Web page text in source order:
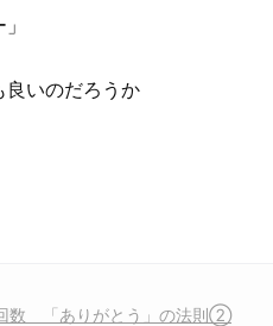
良いのだろうか
数 「ありがとう」の法則②